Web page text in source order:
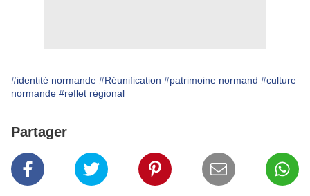
#identité normande #Réunification #patrimoine normand #culture
normande #reflet régional
Partager